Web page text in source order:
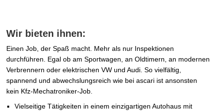
Wir bieten ihnen:
Einen Job, der Spaß macht. Mehr als nur Inspektionen
durchführen. Egal ob am Sportwagen, an Oldtimern, an modernen
Verbrennern oder elektrischen VW und Audi. So vielfältig,
spannend und abwechslungsreich wie bei ascari ist ansonsten
kein Kfz-Mechatroniker-Job.
Vielseitige Tätigkeiten in einem einzigartigen Autohaus mit